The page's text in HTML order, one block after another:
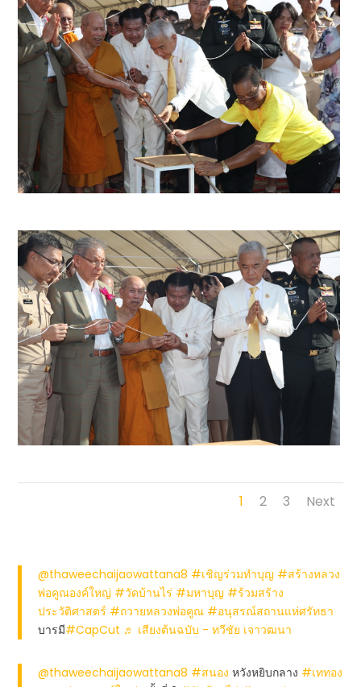
1 2 3 Next
@thaweechaijaowattana8 #เชิญร่วมทำบุญ #สร้างหลวง
พ่อคูณองค์ใหญ่ #วัดบ้านไร่ #มหาบุญ #ร้วมสร้าง
ประวัติศาสตร์ #ถวายหลวงพ่อคูณ #อนุสรณ์สถานแห่ศรัทธา
บารมี#CapCut ♬ เสียงต้นฉบับ - ทวีชัย เจาวฒนา
@thaweechaijaowattana8 #สนอง หวังหยิบกลาง #เททอง